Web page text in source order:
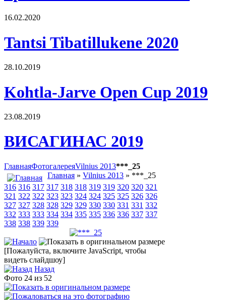
16.02.2020
Tantsi Tibatillukene 2020
28.10.2019
Kohtla-Jarve Open Cup 2019
23.08.2019
ВИСАГИНАС 2019
ГлавнаяФотогалереяVilnius 2013***_25
Главная » Vilnius 2013 » ***_25
316 316 317 317 318 318 319 319 320 320 321
321 322 322 323 323 324 324 325 325 326 326
327 327 328 328 329 329 330 330 331 331 332
332 333 333 334 334 335 335 336 336 337 337
338 338 339 339
[Пожалуйста, включите JavaScript, чтобы
видеть слайдшоу]
Назад
Фото 24 из 52